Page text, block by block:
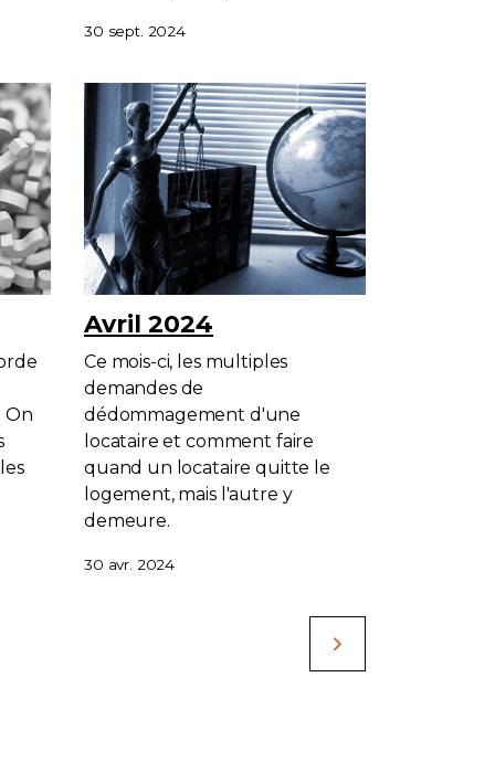
30 sept. 2024
On
Avril 2024
Ce mois-ci, les multiples
demandes de
dédommagement d'une
locataire et comment faire
quand un locataire quitte le
logement, mais l'autre y
demeure.
30 avr. 2024